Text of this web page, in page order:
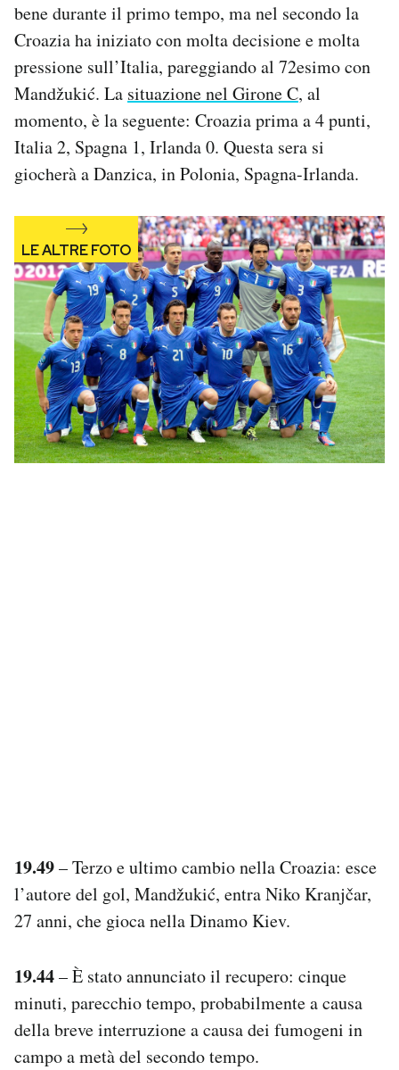
SHOP
CALENDARIO
AREA PERSONALE
Notifiche mobile
Regala il Post
Hai bisogno di aiuto?
Esci
bene durante il primo tempo, ma nel secondo la
Croazia ha iniziato con molta decisione e molta
pressione sull’Italia, pareggiando al 72esimo con
Mandžukić. La situazione nel Girone C, al
momento, è la seguente: Croazia prima a 4 punti,
Italia 2, Spagna 1, Irlanda 0. Questa sera si
giocherà a Danzica, in Polonia, Spagna-Irlanda.
19.49– Terzo e ultimo cambio nella Croazia: esce
l’autore del gol, Mandžukić, entra Niko Kranjčar,
27 anni, che gioca nella Dinamo Kiev.
19.44– È stato annunciato il recupero: cinque
minuti, parecchio tempo, probabilmente a causa
della breve interruzione a causa dei fumogeni in
campo a metà del secondo tempo.